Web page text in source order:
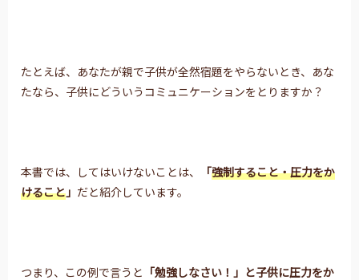
たとえば、あなたが親で子供が全然宿題をやらないとき、あな
たなら、子供にどういうコミュニケーションをとりますか？
本書では、してはいけないことは、 「強制すること・圧力をか
けること」 だと紹介しています。
つまり、この例で言うと 「勉強しなさい！」と子供に圧力をか